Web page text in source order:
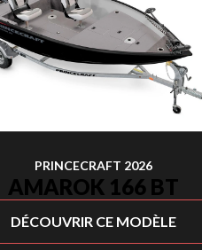
PRINCECRAFT 2026
AMAROK 166 BT
DÉCOUVRIR CE MODÈLE